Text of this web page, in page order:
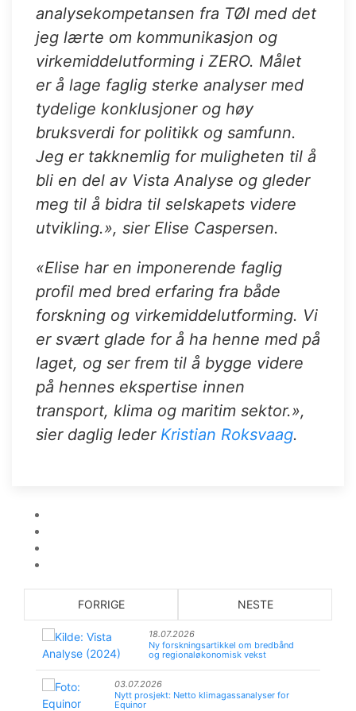
analysekompetansen fra TØI med det
jeg lærte om kommunikasjon og
virkemiddelutforming i ZERO. Målet
er å lage faglig sterke analyser med
tydelige konklusjoner og høy
bruksverdi for politikk og samfunn.
Jeg er takknemlig for muligheten til å
bli en del av Vista Analyse og gleder
meg til å bidra til selskapets videre
utvikling.», sier Elise Caspersen.
«Elise har en imponerende faglig
profil med bred erfaring fra både
forskning og virkemiddelutforming. Vi
er svært glade for å ha henne med på
laget, og ser frem til å bygge videre
på hennes ekspertise innen
transport, klima og maritim sektor.»,
sier daglig leder Kristian Roksvaag.
FORRIGE NESTE
18.07.2026
Ny forskningsartikkel om bredbånd
og regionaløkonomisk vekst
03.07.2026
Nytt prosjekt: Netto klimagassanalyser for
Equinor